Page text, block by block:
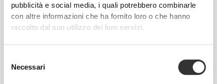
pubblicità e social media, i quali potrebbero combinarle
con altre informazioni che ha fornito loro o che hanno
raccolto dal suo utilizzo dei loro servizi.
delNecessariSenza olio di palma · Poco sale · Senza